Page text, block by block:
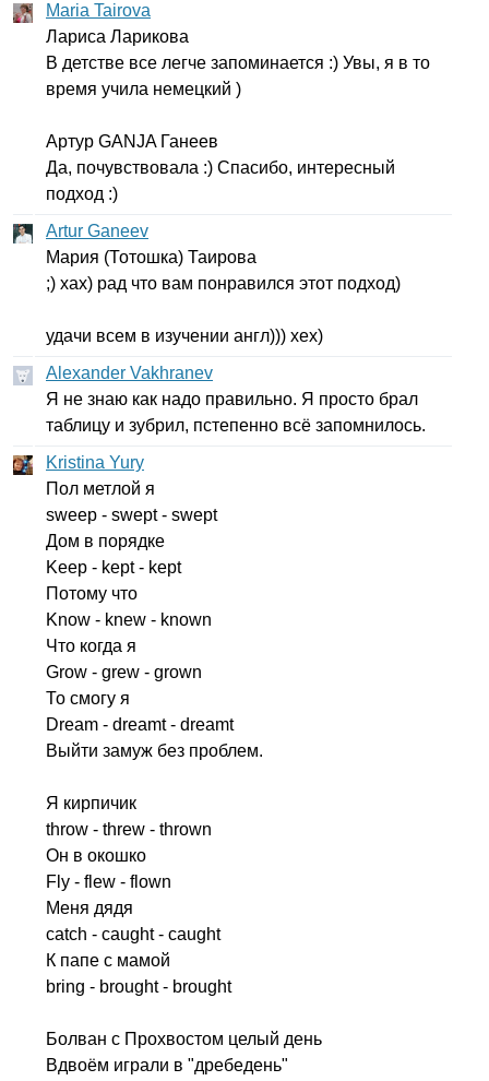
Maria Tairova
Лариса Ларикова
В детстве все легче запоминается :) Увы, я в то
время учила немецкий )
Артур GANJAГанеев
Да, почувствовала :) Спасибо, интересный
подход :)
Artur Ganeev
Мария (Тотошка) Таирова
;) хах) рад что вам понравился этот подход)
удачи всем в изучении англ))) хех)
Alexander Vakhranev
Я не знаю как надо правильно. Я просто брал
таблицу и зубрил, пстепенно всё запомнилось.
Kristina Yury
Пол метлой я
sweep - swept- swept
Дом в порядке
Keep - kept- kept
Потому что
Know - knew - known
Что когда я
Grow - grew - grown
То смогу я
Dream - dreamt- dreamt
Выйти замуж без проблем.
Я кирпичик
throw - threw - thrown
Он в окошко
Fly - flew - flown
Меня дядя
catch - caught- caught
К папе с мамой
bring - brought- brought
Болван с Прохвостом целый день
Вдвоём играли в "дребедень"